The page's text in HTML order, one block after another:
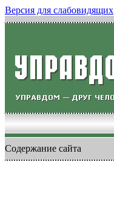
Версия для слабовидящих
Содержание сайта